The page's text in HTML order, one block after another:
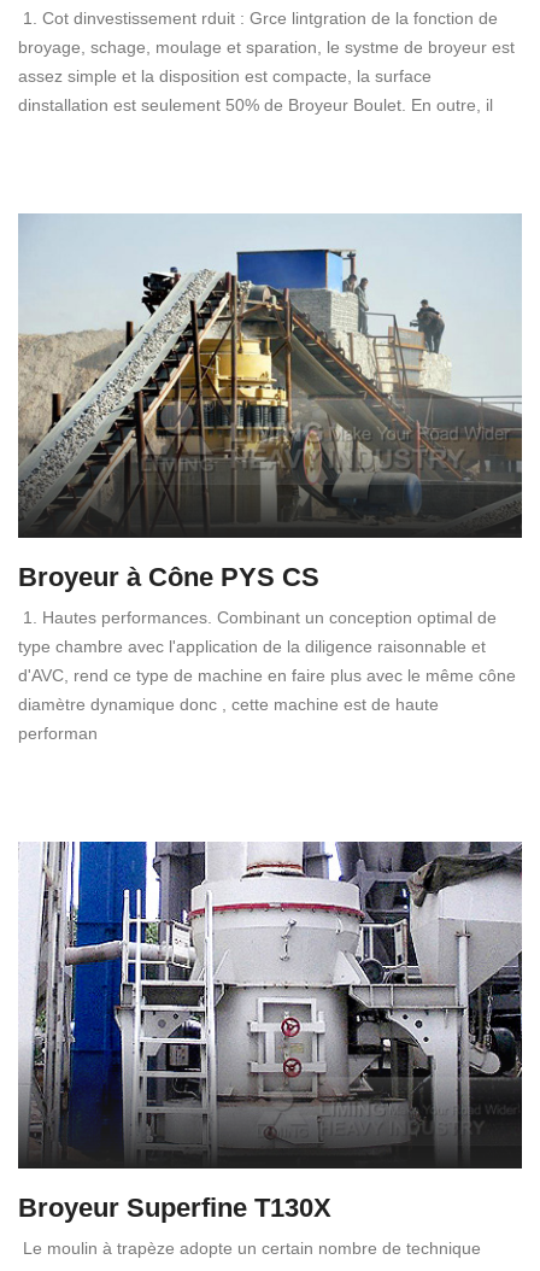
1. Cot dinvestissement rduit : Grce lintgration de la fonction de
broyage, schage, moulage et sparation, le systme de broyeur est
assez simple et la disposition est compacte, la surface
dinstallation est seulement 50% de Broyeur Boulet. En outre, il
Broyeur à Cône PYS CS
1. Hautes performances. Combinant un conception optimal de
type chambre avec l'application de la diligence raisonnable et
d'AVC, rend ce type de machine en faire plus avec le même cône
diamètre dynamique donc , cette machine est de haute
performan
Broyeur Superfine T130X
Le moulin à trapèze adopte un certain nombre de technique